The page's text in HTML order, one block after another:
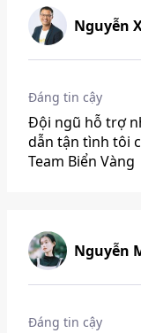
Nguyễn
Đáng tin cậy
Đội ngũ hỗ trợ
dẫn tận tình tôi
Team Biển Vàng
Nguyễn
Đáng tin cậy